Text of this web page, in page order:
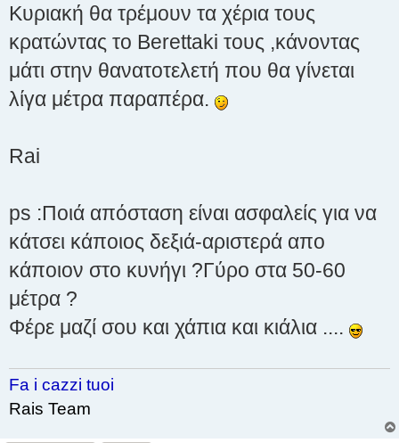
Κυριακή θα τρέμουν τα χέρια τους
κρατώντας το Berettaki τους ,κάνοντας
μάτι στην θανατοτελετή που θα γίνεται
λίγα μέτρα παραπέρα.
Rai
ps :Ποιά απόσταση είναι ασφαλείς για να
κάτσει κάποιος δεξιά-αριστερά απο
κάποιον στο κυνήγι ?Γύρο στα 50-60
μέτρα ?
Φέρε μαζί σου και χάπια και κιάλια ....
Fa i cazzi tuoi
Rais Team